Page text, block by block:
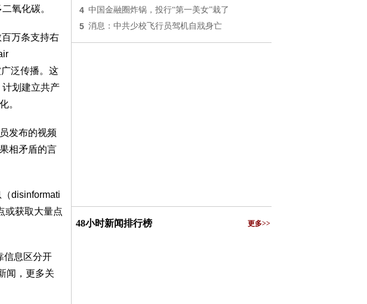
氧化碳。
万条支持右
泛传播。这
划建立共产
。
发布的视频
相矛盾的言
disinformati
或获取大量点
信息区分开
闻，更多关
4 中国金融圈炸锅，投行“第一美女”栽了
5 消息：中共少校飞行员驾机自戕身亡
48小时新闻排行榜 更多>>